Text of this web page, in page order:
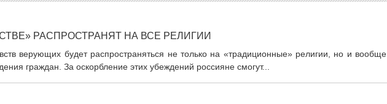
РАСПРОСТРАНЯТ НА ВСЕ РЕЛИГИИ
верующих будет распространяться не только на «традиционные» религии, но и вообще
граждан. За оскорбление этих убеждений россияне смогут...